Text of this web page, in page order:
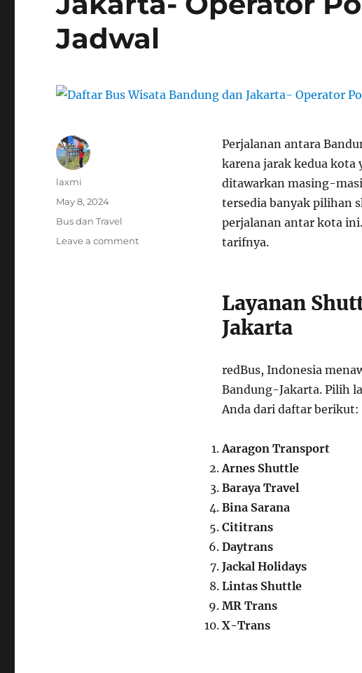
Jadwal
Perjalanan antara
karena jarak kedua kota
ditawarkan masing-
tersedia banyak pilihan
perjalanan antar kota
tarifnya.
Layanan
Jakarta
redBus, Indonesia
Bandung-Jakarta. Pilih
Anda dari daftar berikut:
Aaragon Transport
Arnes Shuttle
Baraya Travel
Bina Sarana
Cititrans
Daytrans
Jackal Holidays
Lintas Shuttle
MR Trans
X-Trans
Author
laxmi
Posted
May 8, 2024
Categories
Bus dan Travel
Leave a commenton